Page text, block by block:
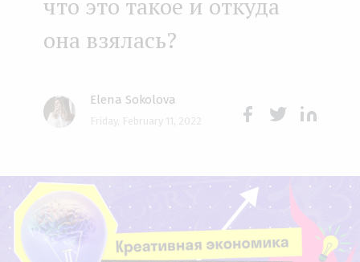
что это такое и откуда
она взялась?
Elena Sokolova
Friday, February 11, 2022
k